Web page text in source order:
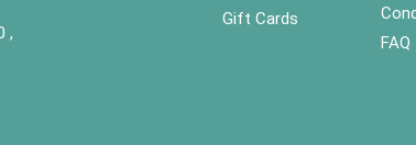
,
Gift Cards
FAQ